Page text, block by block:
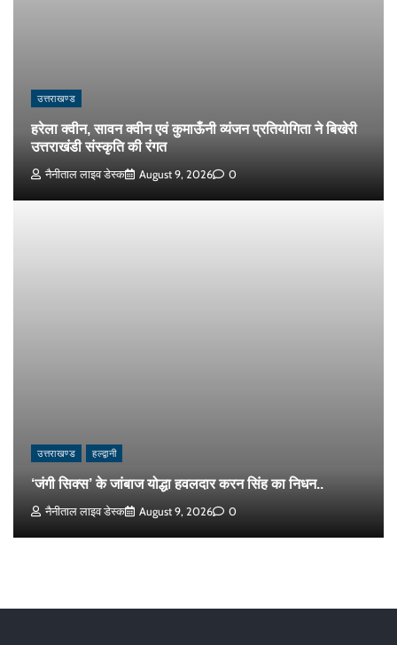
उत्तराखण्ड
हरेला क्वीन, सावन क्वीन एवं कुमाऊँनी व्यंजन प्रतियोगिता ने बिखेरी
उत्तराखंडी संस्कृति की रंगत
नैनीताल लाइव डेस्क August 9, 2026 0
उत्तराखण्ड हल्द्वानी
‘जंगी सिक्स’ के जांबाज योद्धा हवलदार करन सिंह का निधन..
नैनीताल लाइव डेस्क August 9, 2026 0